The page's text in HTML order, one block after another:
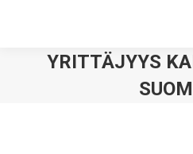
YRITTÄJYYS